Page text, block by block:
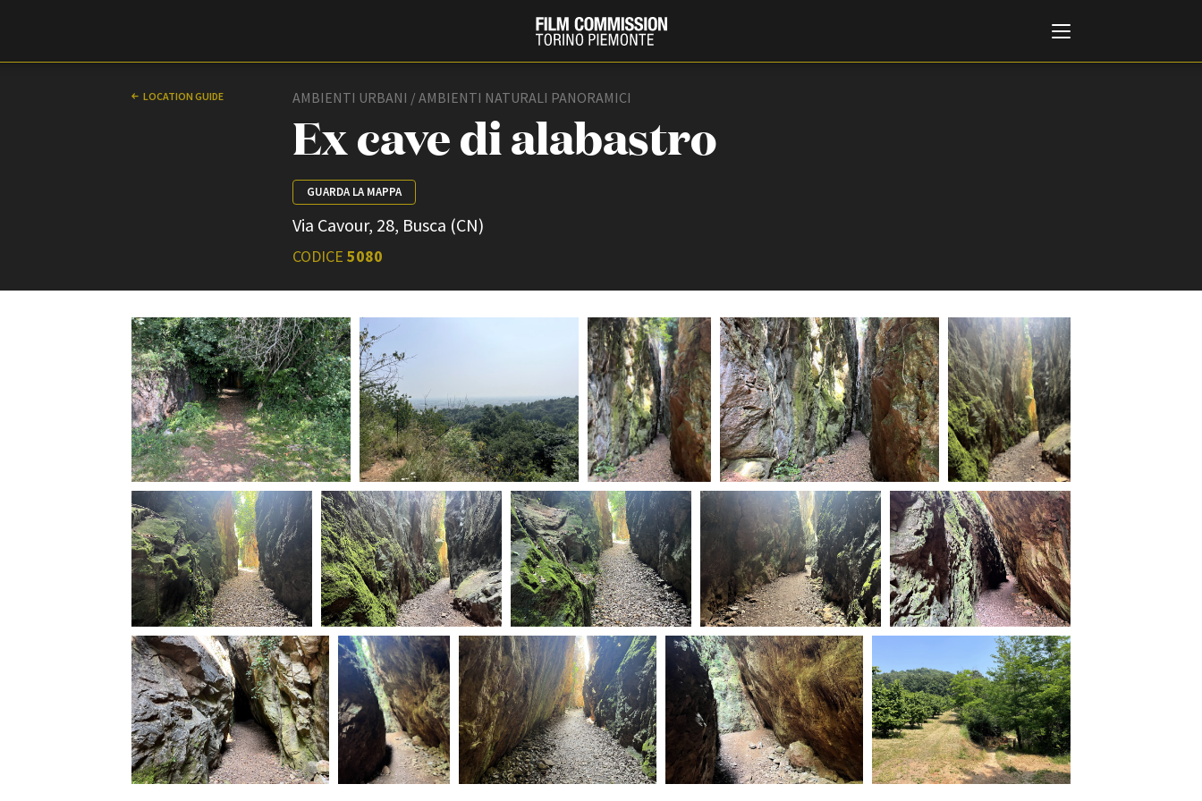
ABOUT
Storia della Fondazione
Contatti
La sede
Partner
Rete regionale
Bilancio sociale
Amministrazione trasparente
Bandi e gare
Sostenibilità ambientale
SERVIZI
Servizi generali
Location scouting
Spazi nella sede FCTP
Sala Casting
Sala Paolo Tenna
FILM FUNDS
Piemonte Film Tv Fund
Piemonte Film Tv Development Fund
Piemonte Doc Film Fund
Short Film Fund
PRODUCTION GUIDE
Strutture di servizio
Beginners
LOCATION GUIDE
FILM DATABASE
BOOK DATABASE
NEWS
CASTING
EVENTI, SPECIALI
Anteprime in Piemonte
TFI Torino Film Industry - Production
Days
Avenue Cove - Erasmus +
Guarda che storia!
La Grazia - Immagini e location della
FESTIVAL, MARKETS, AWARDS
Berlinale Internationalen
Filmfestspiele Berlin
Festival de Cannes
Biografilm Festival - Bio to B Industry
Days
Locarno Film Festival
Mostra Internazionale d’Arte
Cinematografica Venezia
Toronto International Film Festival
Festa del Cinema di Roma
Torino Film Festival
David di Donatello
Nastri d’Argento
Premio Solinas
STRUMENTI
Location - Accedi al tuo profilo
Location - Nuovo utente
Newsletter
Lavora con noi
Stage - Tirocini - Scuola e Lavoro
Elenco Operatori Economici per
affidamento lavori in economia
LOCATION GUIDE AMBIENTI URBANI / AMBIENTI NATURALI PANORAMICI
Ex cave di alabastro
GUARDA LA MAPPA
Via Cavour, 28, Busca (CN)
CODICE 5080